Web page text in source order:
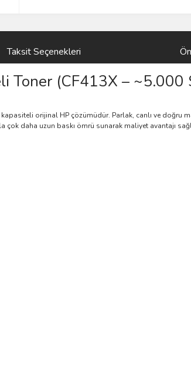
Taksit Seçenekleri
Toner (CF413X – ~5.000
kapasiteli orijinal HP çözümüdür. Parlak, canlı ve doğru
çok daha uzun baskı ömrü sunarak maliyet avantajı